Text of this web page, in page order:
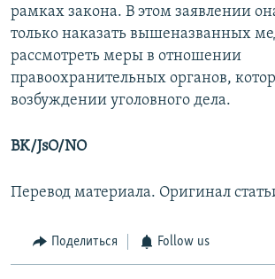
рамках закона. В этом заявлении
только наказать вышеназванных
рассмотреть меры в отношении
правоохранительных органов,
возбуждении уголовного дела.
BK/JsO/NO
Перевод материала. Оригинал
Поделиться Follow us